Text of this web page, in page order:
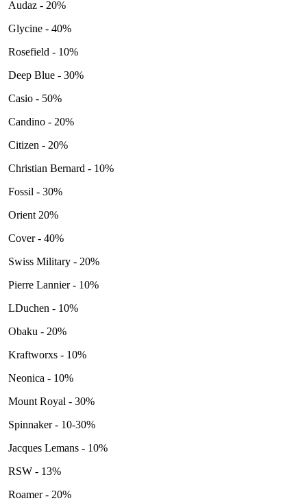
Audaz - 20%
Glycine - 40%
Rosefield - 10%
Deep Blue - 30%
Casio - 50%
Candino - 20%
Citizen - 20%
Christian Bernard - 10%
Fossil - 30%
Orient 20%
Cover - 40%
Swiss Military - 20%
Pierre Lannier - 10%
LDuchen - 10%
Obaku - 20%
Kraftworxs - 10%
Neonica - 10%
Mount Royal - 30%
Spinnaker - 10-30%
Jacques Lemans - 10%
RSW - 13%
Roamer - 20%